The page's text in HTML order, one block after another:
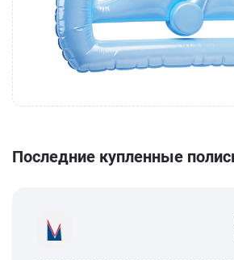
Последние купленные